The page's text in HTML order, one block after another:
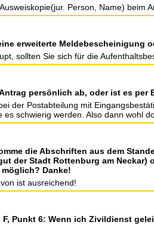
Person, Name)
erweiterte Meldebescheinigung
sollten Sie sich für die
persönlich ab, oder ist es per
der Postabteilung mit
es schwierig werden. Also dann wohl
die Abschriften aus dem
der Stadt Rottenburg am
Danke!
ist ausreichend!
F, Punkt 6: Wenn ich Zivildienst